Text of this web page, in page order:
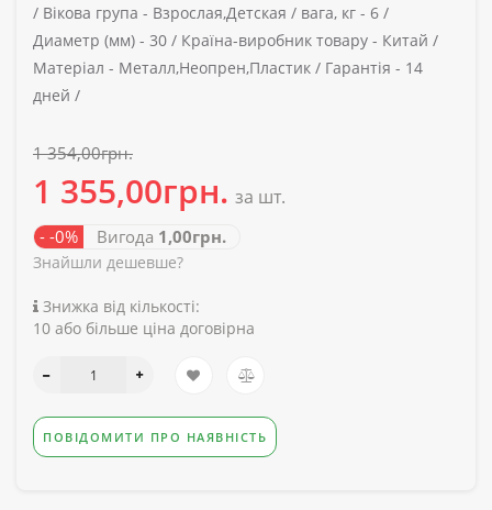
/ Вікова група - Взрослая,Детская / вага, кг - 6 /
Диаметр (мм) - 30 / Країна-виробник товару - Китай /
Матеріал - Металл,Неопрен,Пластик / Гарантія - 14
дней /
1 354,00грн.
1 355,00грн. за шт.
- -0% Вигода 1,00грн.
Знайшли дешевше?
Знижка від кількості:
10 або більше ціна договірна
ПОВІДОМИТИ ПРО НАЯВНІСТЬ